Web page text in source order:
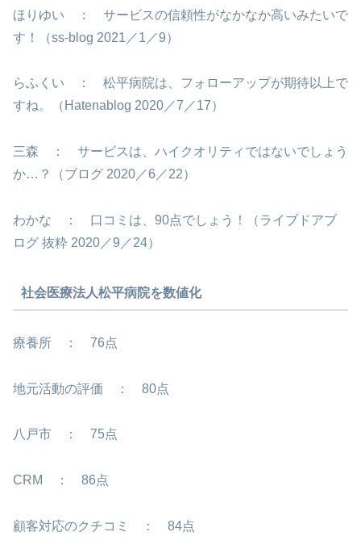
ほりゆい ： サービスの信頼性がなかなか高いみたいで
す！（ss-blog 2021／1／9）
らふくい ： 松平病院は、フォローアップが期待以上で
すね。（Hatenablog 2020／7／17）
三森 ： サービスは、ハイクオリティではないでしょう
か…？（ブログ 2020／6／22）
わかな ： 口コミは、90点でしょう！（ライブドアブ
ログ 抜粋 2020／9／24）
社会医療法人松平病院を数値化
療養所 ： 76点
地元活動の評価 ： 80点
八戸市 ： 75点
CRM ： 86点
顧客対応のクチコミ ： 84点